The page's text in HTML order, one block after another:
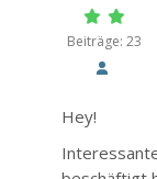
Beiträge: 23
Hey!